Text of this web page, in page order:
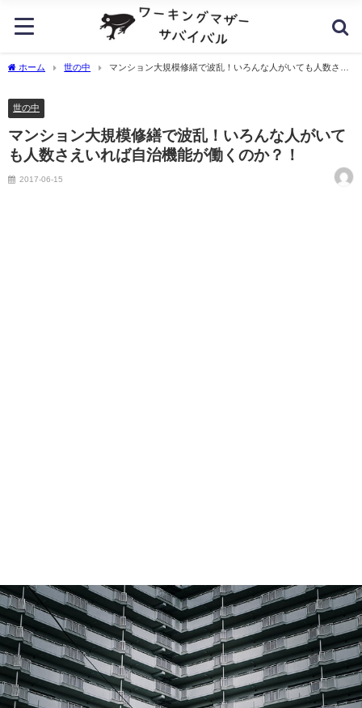
ホーム 世の中
マンション大規模修繕で波乱！いろんな人がいても人数さえ
世の中
マンション大規模修繕で波乱！いろんな人がいて
も人数さえいれば自治機能が働くのか？！
2017-06-15